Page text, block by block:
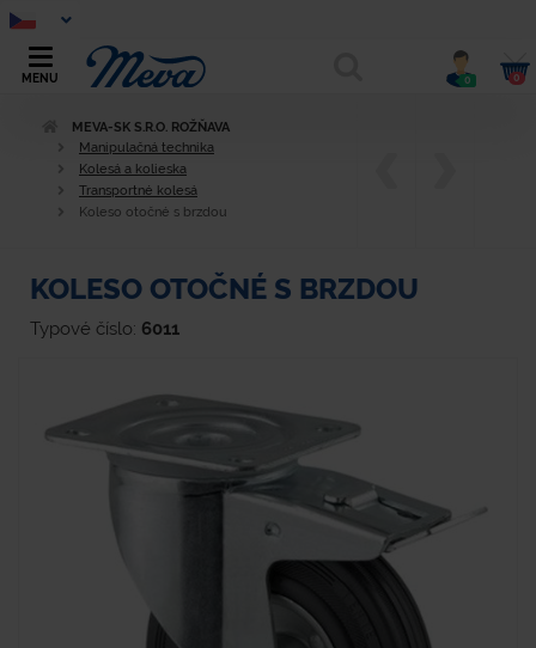
MENU 0 0
MEVA-SK S.R.O. ROŽŇAVA
Manipulačná technika
Kolesá a kolieska
Transportné kolesá
Koleso otočné s brzdou
KOLESO OTOČNÉ S BRZDOU
Typové číslo: 6011